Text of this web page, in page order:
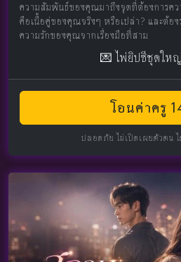
ความสัมพันธ์ของคุณมาถึงจุดที่ต้องการคว
คือเนื้อคู่ของคุณจริงๆ หรือเปล่า? และต้อง
ความรักของคุณจากเรื่องมือที่สาม
💌 ไพ่ยิปซีชุดให
โอนค่าครู
ปลอดภัย ไม่เปิดเผยตัวตน ไ